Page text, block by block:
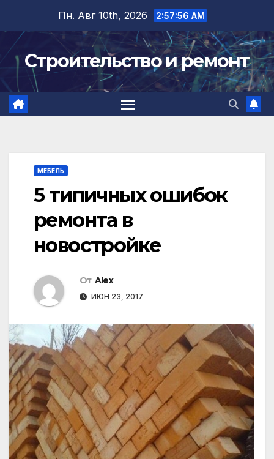
содержимому
Пн. Авг 10th, 2026 2:57:57 AM
Строительство и ремонт
МЕБЕЛЬ
5 типичных ошибок
ремонта в
новостройке
От Alex
ИЮН 23, 2017